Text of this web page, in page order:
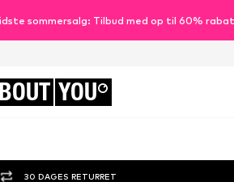
sommersalg: Tilbud med op til 60% rabat
YOU
30 DAGES RETURRET